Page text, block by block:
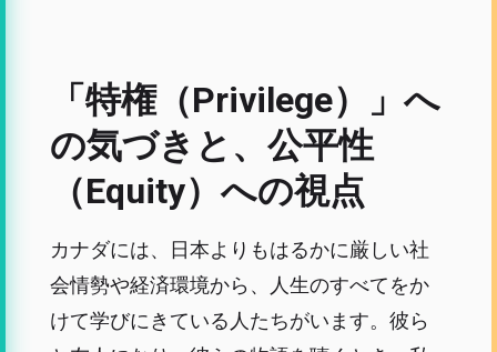
「特権（Privilege）」へ
の気づきと、公平性
（Equity）への視点
カナダには、日本よりもはるかに厳しい社
会情勢や経済環境から、人生のすべてをか
けて学びにきている人たちがいます。彼ら